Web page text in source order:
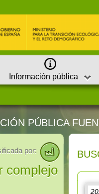
Información pública
PÚBLICA
por:
complejo